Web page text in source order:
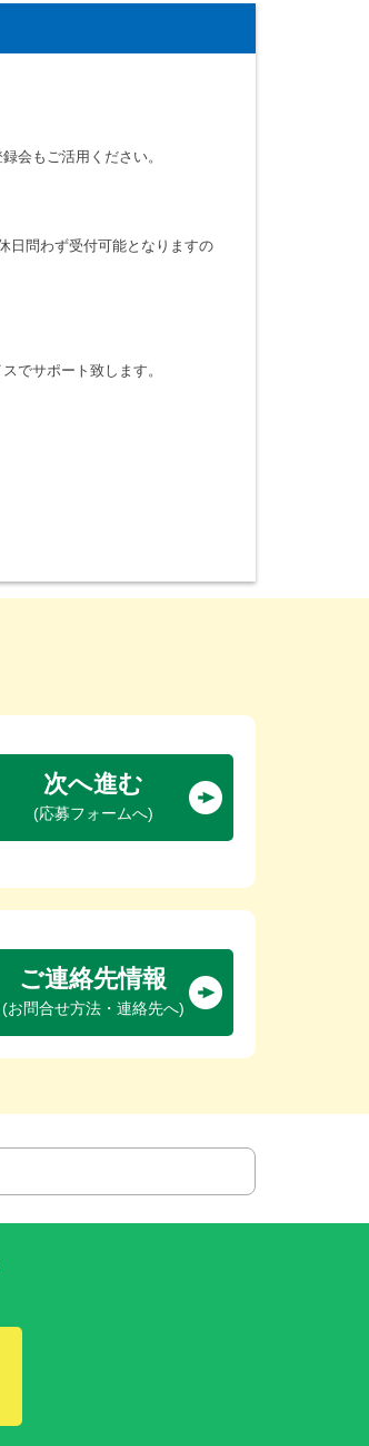
会もご活用ください。
日問わず受付可能となりますの
でサポート致します。
次へ進む
(応募フォームへ)
ご連絡先情報
(お問合せ方法・連絡先へ)